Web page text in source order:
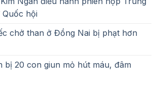
hội
chở than ở Đồng Nai bị phạt hơn
bị 20 con giun mỏ hút máu, đâm